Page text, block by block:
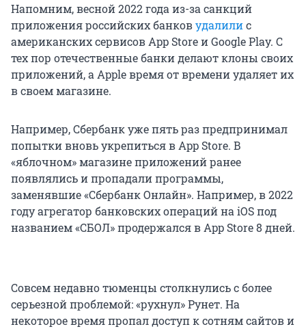
Напомним, весной 2022 года из-за санкций
приложения российских банковудалилис
американских сервисов App Store и Google Play. С
тех пор отечественные банки делают клоны своих
приложений, а Apple время от времени удаляет их
в своем магазине.
Например, Сбербанк уже пять раз предпринимал
попытки вновь укрепиться в App Store. В
«яблочном» магазине приложений ранее
появлялись и пропадали программы,
заменявшие «Сбербанк Онлайн». Например, в 2022
году агрегатор банковских операций на iOS под
названием «СБОЛ» продержался в App Store 8 дней.
Совсем недавно тюменцы столкнулись с более
серьезной проблемой: «рухнул» Рунет. На
некоторое время пропал доступ к сотням сайтов и